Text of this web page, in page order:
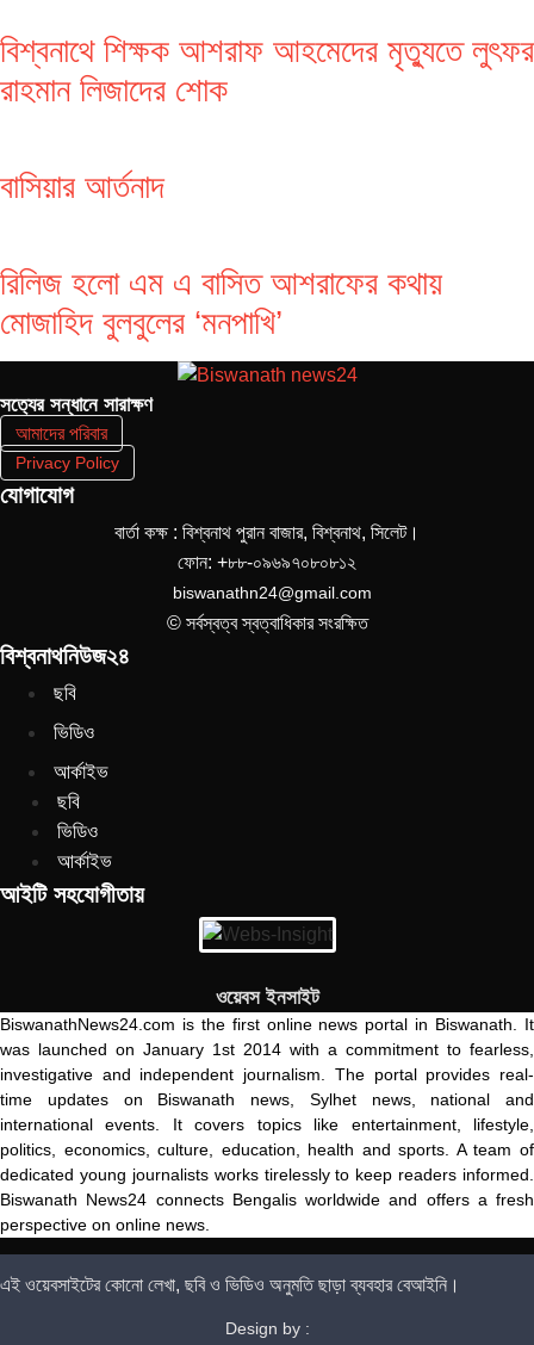
বিশ্বনাথে শিক্ষক আশরাফ আহমেদের মৃত্যুতে লুৎফর
রাহমান লিজাদের শোক
বাসিয়ার আর্তনাদ
রিলিজ হলো এম এ বাসিত আশরাফের কথায়
মোজাহিদ বুলবুলের ‘মনপাখি’
সত‌্যের সন্ধানে সারাক্ষণ
আমাদের পরিবার
Privacy Policy
যোগাযোগ
বার্তা কক্ষ : বিশ্বনাথ পুরান বাজার, বিশ্বনাথ, সিলেট।
ফোন: +৮৮-০৯৬৯৭০৮০৮১২
biswanathn24@gmail.com
© সর্বস্বত্ব স্বত্বাধিকার সংরক্ষিত
বিশ্বনাথনিউজ২৪
ছবি
ভিডিও
আর্কাইভ
ছবি
ভিডিও
আর্কাইভ
আইটি সহযোগীতায়
ওয়েবস ইনসাইট
BiswanathNews24.com is the first online news portal in Biswanath. It
was launched on January 1st 2014 with a commitment to fearless,
investigative and independent journalism. The portal provides real-
time updates on Biswanath news, Sylhet news, national and
international events. It covers topics like entertainment, lifestyle,
politics, economics, culture, education, health and sports. A team of
dedicated young journalists works tirelessly to keep readers informed.
Biswanath News24 connects Bengalis worldwide and offers a fresh
perspective on online news.
এই ওয়েবসাইটের কোনো লেখা, ছবি ও ভিডিও অনুমতি ছাড়া ব্যবহার বেআইনি।
Design by :